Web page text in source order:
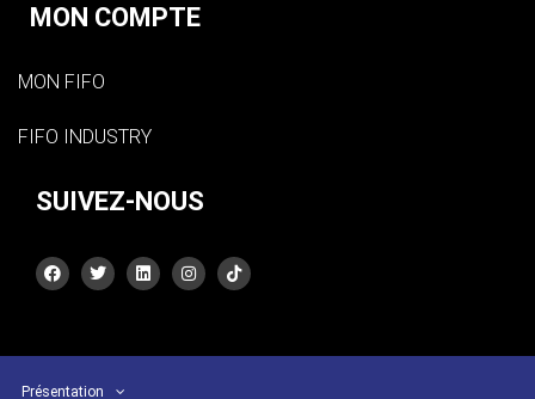
MON COMPTE
MON FIFO
FIFO INDUSTRY
SUIVEZ-NOUS
Présentation